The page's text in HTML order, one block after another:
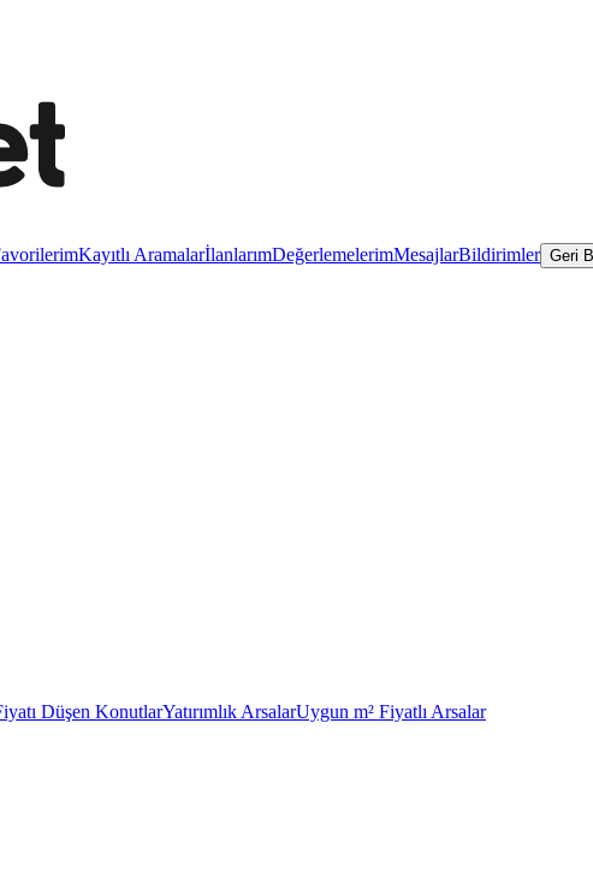
Kayıtlı AramalarİlanlarımDeğerlemelerimMesajlarBildirimler Geri
Düşen KonutlarYatırımlık ArsalarUygun m² Fiyatlı Arsalar